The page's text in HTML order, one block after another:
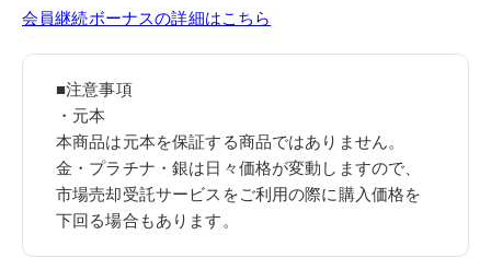
会員継続ボーナスの詳細はこちら
■注意事項
・元本
本商品は元本を保証する商品ではありません。
金・プラチナ・銀は日々価格が変動しますので、
市場売却受託サービスをご利用の際に購入価格を
下回る場合もあります。